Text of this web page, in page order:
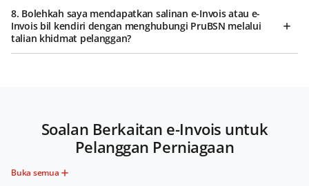
8. Bolehkah saya mendapatkan salinan e-Invois atau e-
Invois bil kendiri dengan menghubungi PruBSN melalui
talian khidmat pelanggan?
Soalan Berkaitan e-Invois untuk
Pelanggan Perniagaan
Buka semua